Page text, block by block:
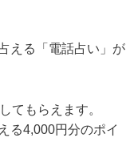
える「電話占い」が
てもらえます。
る4,000円分のポイ